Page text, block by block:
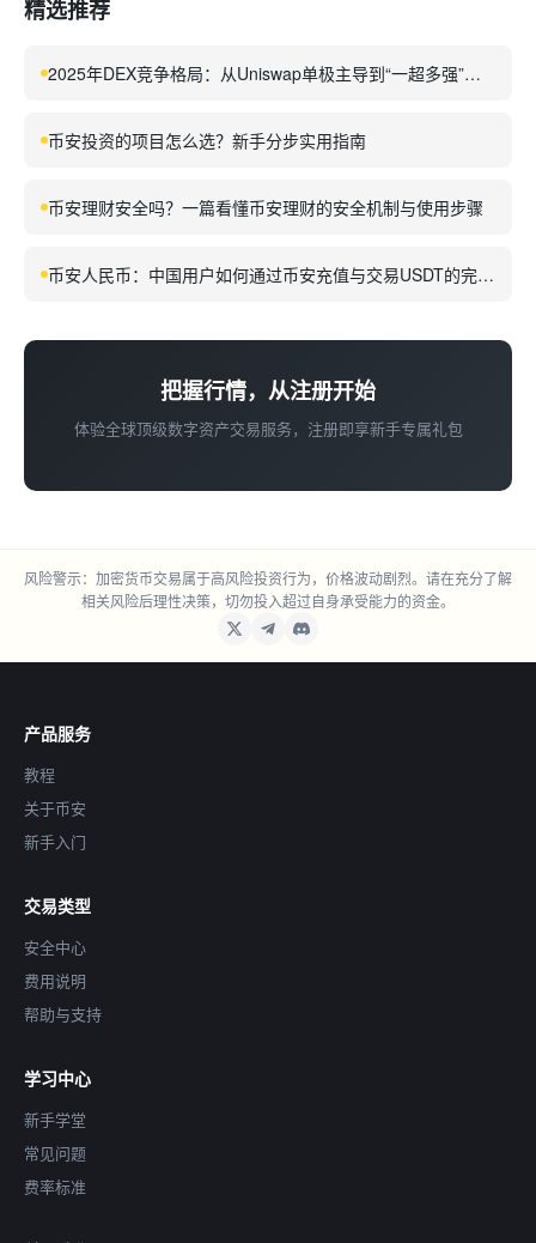
精选推荐
2025年DEX竞争格局：从Uniswap单极主导到“一超多强”的
币安投资的项目怎么选？新手分步实用指南
币安理财安全吗？一篇看懂币安理财的安全机制与使用步骤
币安人民币：中国用户如何通过币安充值与交易USDT的完整
把握行情，从注册开始
体验全球顶级数字资产交易服务，注册即享新手专属礼包
风险警示：加密货币交易属于高风险投资行为，价格波动剧烈。请在充分了解
相关风险后理性决策，切勿投入超过自身承受能力的资金。
产品服务
教程
关于币安
新手入门
交易类型
安全中心
费用说明
帮助与支持
学习中心
新手学堂
常见问题
费率标准